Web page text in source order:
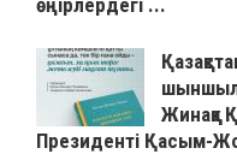
шыншыл
Жинаққа
Президенті Қасым-